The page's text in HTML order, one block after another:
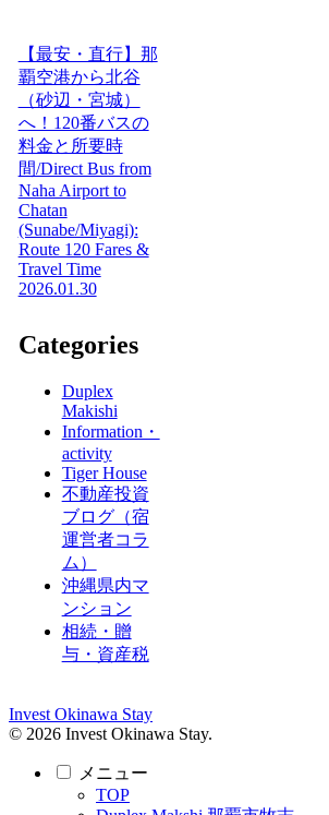
【最安・直行】那
覇空港から北谷
（砂辺・宮城）
へ！120番バスの
料金と所要時
間/Direct Bus from
Naha Airport to
Chatan
(Sunabe/Miyagi):
Route 120 Fares &
Travel Time
2026.01.30
Categories
Duplex
Makishi
Information・
activity
Tiger House
不動産投資
ブログ（宿
運営者コラ
ム）
沖縄県内マ
ンション
相続・贈
与・資産税
Invest Okinawa Stay
© 2026 Invest Okinawa Stay.
メニュー
TOP